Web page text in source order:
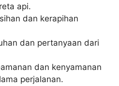
api.
dan kerapihan
dan pertanyaan dari
dan kenyamanan
perjalanan.